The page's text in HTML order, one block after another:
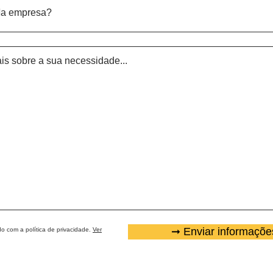
com a política de privacidade. Ver ➞ Enviar